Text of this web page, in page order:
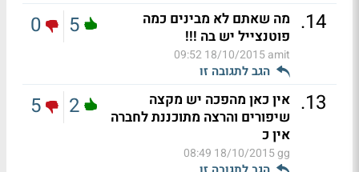
14
. מה שאתם לא מבינים כמה
פוטנצייל יש בה !!!
amit
18/10/2015 09:52
הגב לתגובה זו
5
0
13
. אין כאן מהפכה יש מקצה
שיפורים והרצה מתוכננת לחברה
אין כ
gg
18/10/2015 08:49
2
5